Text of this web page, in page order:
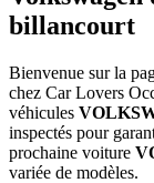
billancourt
Bienvenue sur la
chez Car Lovers
véhicules
inspectés pour
prochaine voiture
variée de modèles.